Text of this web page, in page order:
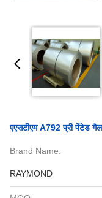
एएसटीएम A792 प्री पेंटेड
Brand Name:
RAYMOND